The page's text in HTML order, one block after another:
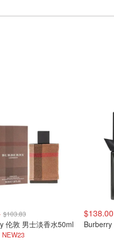
$103.83
伦敦 男士淡香水50ml
$138.00